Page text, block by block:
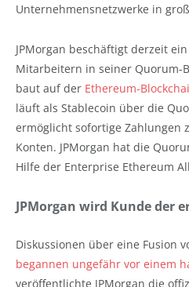
Unternehmensnetzwerke in
JPMorgan beschäftigt derzeit
Mitarbeitern in seiner Quorum-
baut auf der Ethereum-
läuft als Stablecoin über die
ermöglicht sofortige Zahlungen
Konten. JPMorgan hat die
Hilfe der Enterprise Ethereum
JPMorgan wird Kunde der
Diskussionen über eine Fusion
begannen ungefähr vor einem
veröffentlichte JPMorgan die